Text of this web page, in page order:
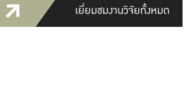
เยี่ยมชมงานวิจัยทั้งหมด